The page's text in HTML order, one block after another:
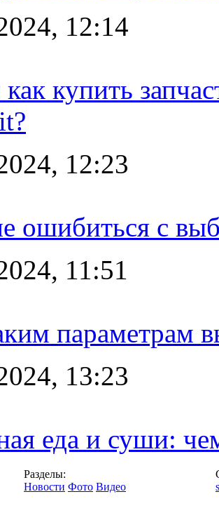
12:14
как купить
12:23
ошибиться с
11:51
параметрам
13:23
еда и суши:
Разделы:
Новости Фото Видео